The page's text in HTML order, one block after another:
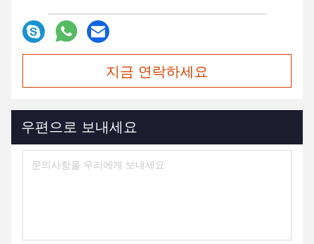
지금 연락하세요
우편으로 보내세요